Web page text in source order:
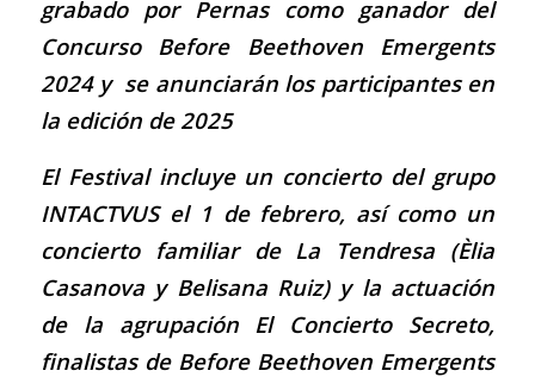
grabado por Pernas como ganador del
Concurso Before Beethoven Emergents
2024 y se anunciarán los participantes en
la edición de 2025
El Festival incluye un concierto del grupo
INTACTVUS el 1 de febrero, así como un
concierto familiar de La Tendresa (Èlia
Casanova y Belisana Ruiz) y la actuación
de la agrupación El Concierto Secreto,
finalistas de Before Beethoven Emergents